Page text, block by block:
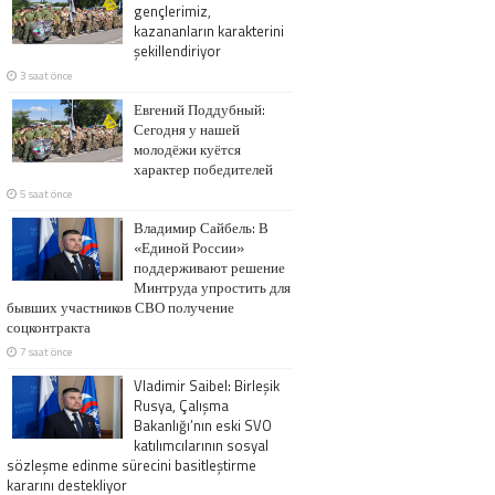
молодёжного
творчества в
Новодвинске
Архангельской
области
gençlerimiz,
kazananların karakterini
şekillendiriyor
3 saat önce
Евгений Поддубный:
Сегодня у нашей
молодёжи куётся
характер победителей
5 saat önce
Владимир Сайбель: В
«Единой России»
поддерживают решение
Минтруда упростить для
бывших участников СВО получение
соцконтракта
7 saat önce
Vladimir Saibel: Birleşik
Rusya, Çalışma
Bakanlığı’nın eski SVO
katılımcılarının sosyal
sözleşme edinme sürecini basitleştirme
kararını destekliyor